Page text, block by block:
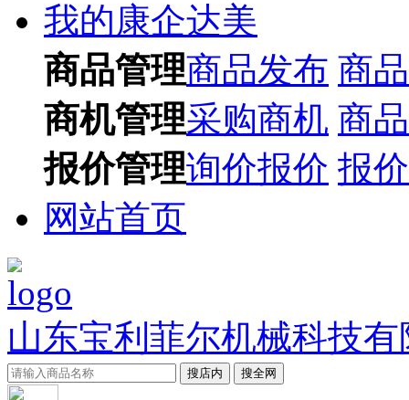
我的康企达美
商品管理商品发布 商
商机管理采购商机 商
报价管理询价报价 报
网站首页
山东宝利菲尔机械科技
搜店内 搜全网